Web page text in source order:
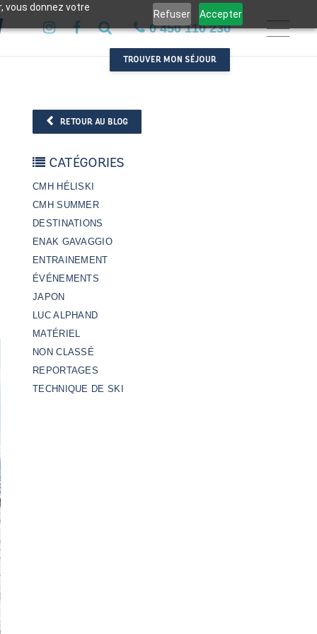
vous donnez votre
Refuser Accepter
0 450 110 230
TROUVER MON SÉJOUR
RETOUR AU BLOG
CATÉGORIES
CMH HÉLISKI
CMH SUMMER
DESTINATIONS
ENAK GAVAGGIO
ENTRAINEMENT
ÉVÉNEMENTS
JAPON
LUC ALPHAND
MATÉRIEL
NON CLASSÉ
REPORTAGES
TECHNIQUE DE SKI